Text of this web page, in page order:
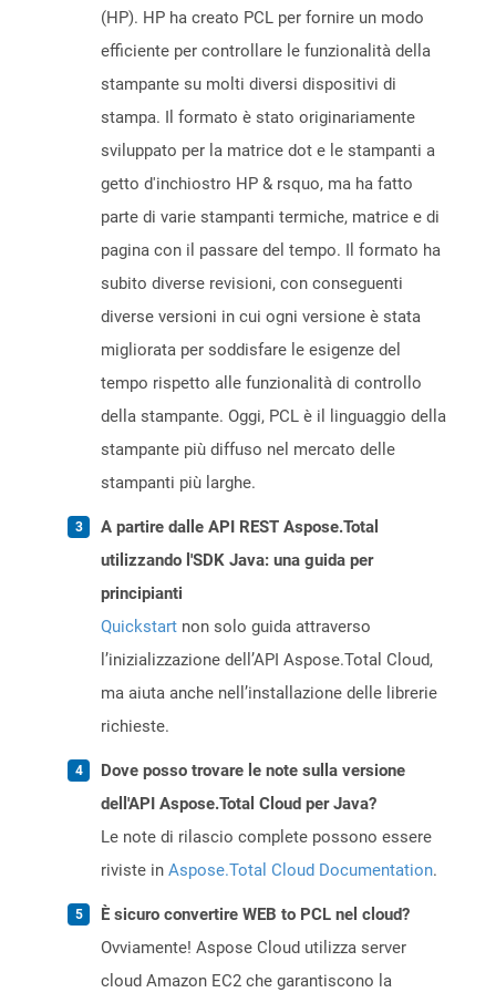
(HP). HP ha creato PCL per fornire un modo
efficiente per controllare le funzionalità della
stampante su molti diversi dispositivi di
stampa. Il formato è stato originariamente
sviluppato per la matrice dot e le stampanti a
getto d'inchiostro HP & rsquo, ma ha fatto
parte di varie stampanti termiche, matrice e di
pagina con il passare del tempo. Il formato ha
subito diverse revisioni, con conseguenti
diverse versioni in cui ogni versione è stata
migliorata per soddisfare le esigenze del
tempo rispetto alle funzionalità di controllo
della stampante. Oggi, PCL è il linguaggio della
stampante più diffuso nel mercato delle
stampanti più larghe.
A partire dalle API REST Aspose.Total
utilizzando l'SDK Java: una guida per
principianti
Quickstart non solo guida attraverso
l’inizializzazione dell’API Aspose.Total Cloud,
ma aiuta anche nell’installazione delle librerie
richieste.
Dove posso trovare le note sulla versione
dell'API Aspose.Total Cloud per Java?
Le note di rilascio complete possono essere
riviste in Aspose.Total Cloud Documentation.
È sicuro convertire WEB to PCL nel cloud?
Ovviamente! Aspose Cloud utilizza server
cloud Amazon EC2 che garantiscono la